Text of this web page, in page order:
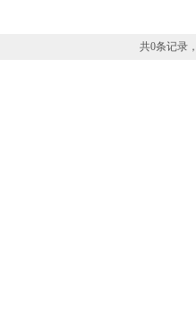
共0条记录